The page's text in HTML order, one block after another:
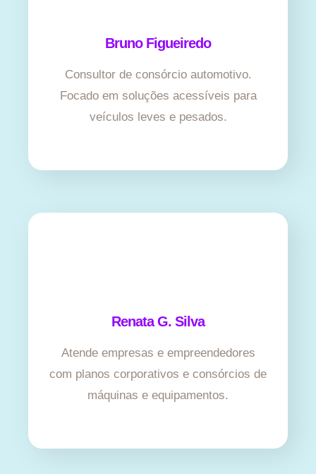
Bruno Figueiredo
Consultor de consórcio automotivo.
Focado em soluções acessíveis para
veículos leves e pesados.
Renata G. Silva
Atende empresas e empreendedores
com planos corporativos e consórcios de
máquinas e equipamentos.